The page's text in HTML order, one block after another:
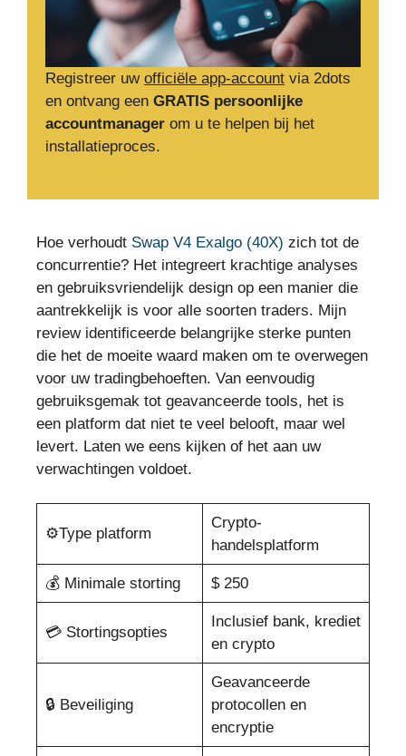
Registreer uw officiële app-account via 2dots
en ontvang een GRATIS persoonlijke
accountmanager om u te helpen bij het
installatieproces.
Hoe verhoudt Swap V4 Exalgo (40X) zich tot de
concurrentie? Het integreert krachtige analyses
en gebruiksvriendelijk design op een manier die
aantrekkelijk is voor alle soorten traders. Mijn
review identificeerde belangrijke sterke punten
die het de moeite waard maken om te overwegen
voor uw tradingbehoeften. Van eenvoudig
gebruiksgemak tot geavanceerde tools, het is
een platform dat niet te veel belooft, maar wel
levert. Laten we eens kijken of het aan uw
verwachtingen voldoet.
⚙️Type platform
Crypto-
handelsplatform
💰 Minimale storting $ 250
💳 Stortingsopties
Inclusief bank, krediet
en crypto
🔒 Beveiliging
Geavanceerde
protocollen en
encryptie